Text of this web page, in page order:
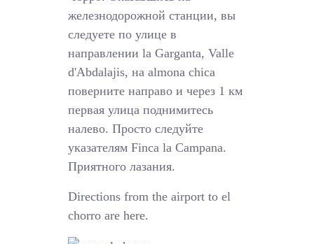
железнодорожной станции, вы
следуете по улице в
направлении la Garganta, Valle
d'Abdalajis, на almona chica
поверните направо и через 1 км
первая улица поднимитесь
налево. Просто следуйте
указателям Finca la Campana.
Приятного лазания.
Directions from the airport to el
chorro arehere.